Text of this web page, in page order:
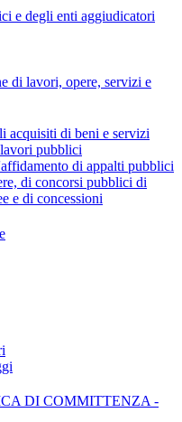
e degli enti aggiudicatori
di lavori, opere, servizi e
acquisiti di beni e servizi
pubblici
di appalti pubblici
di concorsi pubblici di
e di concessioni
DI COMMITTENZA -